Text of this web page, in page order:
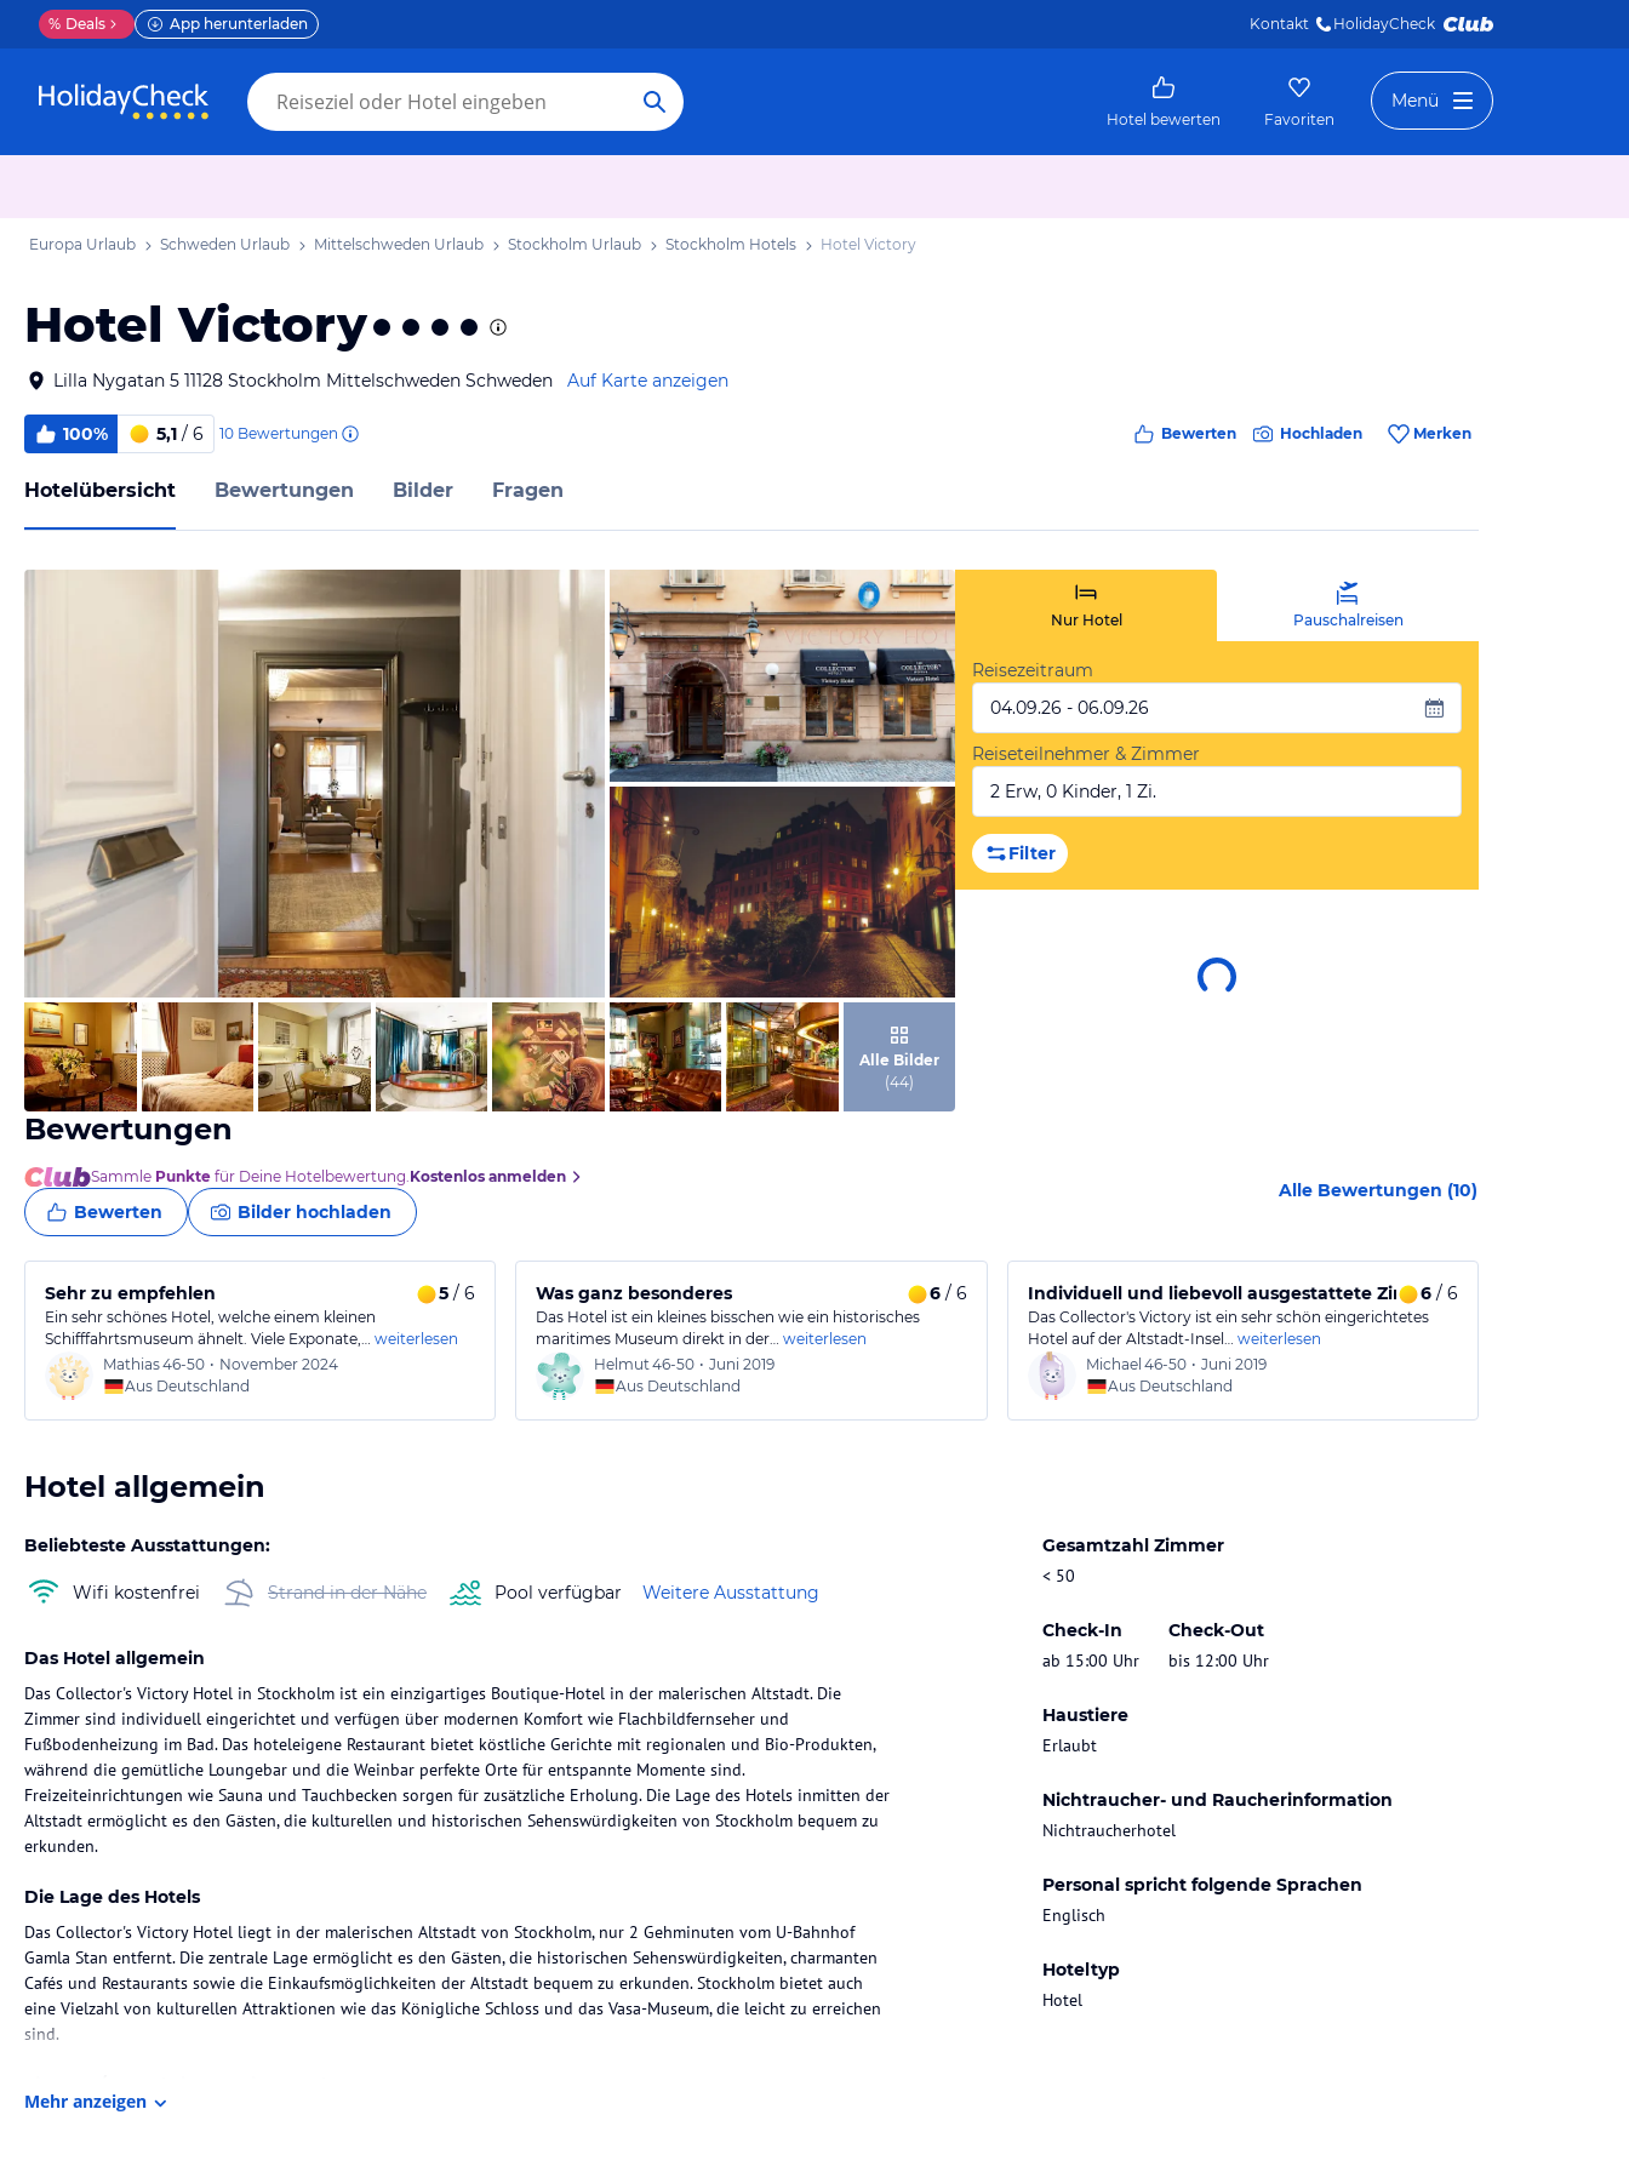
% Deals App herunterladen Kontakt HolidayCheck
Hotel bewerten Favoriten
Menü
Europa Urlaub Schweden Urlaub Mittelschweden Urlaub Stockholm Urlaub Stockholm Hotels Hotel Victory
Hotel Victory
Lilla Nygatan 5 11128 Stockholm Mittelschweden Schweden Auf Karte anzeigen
100% 5,1 / 6 10 Bewertungen Bewerten Hochladen Merken
Hotelübersicht Bewertungen Bilder Fragen
von Expedia
von Expedia
von Expedia
Alle Bilder
(44)
Nur Hotel Pauschalreisen
Reisezeitraum
04.09.26 - 06.09.26
Reiseteilnehmer & Zimmer
2 Erw, 0 Kinder, 1 Zi.
Filter
Bewertungen
Sammle Punkte für Deine Hotelbewertung.Kostenlos anmelden
Bewerten Bilder hochladen
Alle Bewertungen (10)
Sehr zu empfehlen 5 / 6
Ein sehr schönes Hotel, welche einem kleinen
Schifffahrtsmuseum ähnelt. Viele Exponate,… weiterlesen
Mathias46-50 • November 2024
Aus Deutschland
Was ganz besonderes 6/ 6
Das Hotel ist ein kleines bisschen wie ein historisches
maritimes Museum direkt in der… weiterlesen
Helmut46-50 • Juni 2019
Aus Deutschland
Individuell und liebevoll ausgestattete Zimmer
6/ 6
Das Collector's Victory ist ein sehr schön eingerichtetes
Hotel auf der Altstadt-Insel… weiterlesen
Michael 46-50 • Juni 2019
Aus Deutschland
Hotel allgemein
Beliebteste Ausstattungen:
Wifi kostenfrei Strand in der Nähe Pool verfügbar Weitere Ausstattung
Gesamtzahl Zimmer
< 50
Check-In
ab 15:00 Uhr
Check-Out
bis 12:00 Uhr
Haustiere
Erlaubt
Nichtraucher- und Raucherinformation
Nichtraucherhotel
Personal spricht folgende Sprachen
Englisch
Hoteltyp
Hotel
Das Hotel allgemein
Das Collector's Victory Hotel in Stockholm ist ein einzigartiges Boutique-Hotel in der malerischen Altstadt. Die
Zimmer sind individuell eingerichtet und verfügen über modernen Komfort wie Flachbildfernseher und
Fußbodenheizung im Bad. Das hoteleigene Restaurant bietet köstliche Gerichte mit regionalen und Bio-Produkten,
während die gemütliche Loungebar und die Weinbar perfekte Orte für entspannte Momente sind.
Freizeiteinrichtungen wie Sauna und Tauchbecken sorgen für zusätzliche Erholung. Die Lage des Hotels inmitten der
Altstadt ermöglicht es den Gästen, die kulturellen und historischen Sehenswürdigkeiten von Stockholm bequem zu
erkunden.
Die Lage des Hotels
Das Collector's Victory Hotel liegt in der malerischen Altstadt von Stockholm, nur 2 Gehminuten vom U-Bahnhof
Gamla Stan entfernt. Die zentrale Lage ermöglicht es den Gästen, die historischen Sehenswürdigkeiten, charmanten
Cafés und Restaurants sowie die Einkaufsmöglichkeiten der Altstadt bequem zu erkunden. Stockholm bietet auch
eine Vielzahl von kulturellen Attraktionen wie das Königliche Schloss und das Vasa-Museum, die leicht zu erreichen
sind.
Mehr anzeigen